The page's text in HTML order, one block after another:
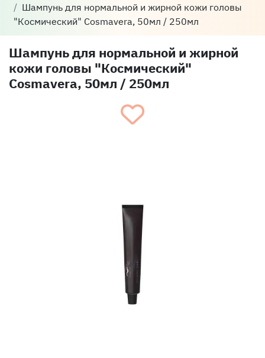
Шампунь для нормальной и жирной кожи головы
"Космический" Cosmavera, 50мл / 250мл
Шампунь для нормальной и жирной
кожи головы "Космический"
Cosmavera, 50мл / 250мл